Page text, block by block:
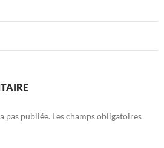
pas publiée. Les champs obligatoires